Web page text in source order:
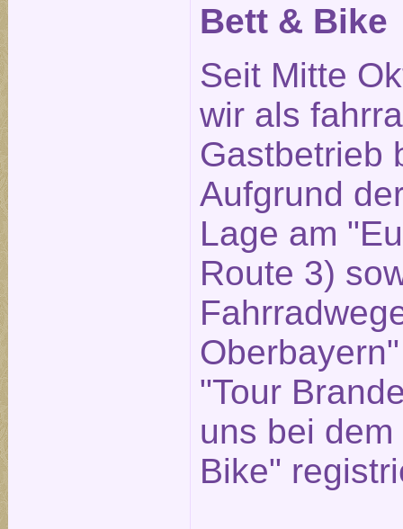
Bett & Bike
Seit Mitte
wir als
Gastbetrieb
Aufgrund
Lage am
Route 3)
"Tour
uns bei
Bike"